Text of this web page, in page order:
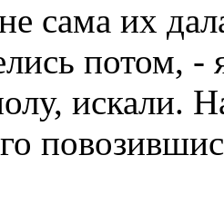
сама их
потом,
искали.